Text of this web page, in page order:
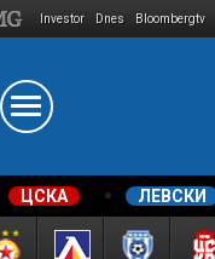
Investor Dnes Bloombergtv
ЦСКА ЛЕВСКИ